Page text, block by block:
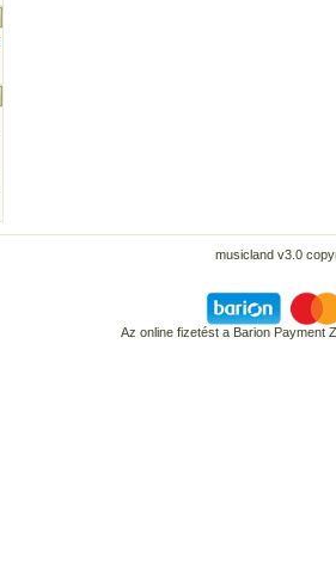
musicland v3.0
Az online fizetést a Barion Payment